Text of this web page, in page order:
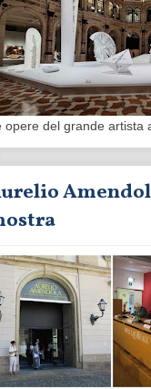
opere del grande artista